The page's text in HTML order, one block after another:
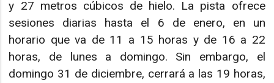
y 27 metros cúbicos de hielo. La pista ofrece
sesiones diarias hasta el 6 de enero, en un
horario que va de 11 a 15 horas y de 16 a 22
horas, de lunes a domingo. Sin embargo, el
domingo 31 de diciembre, cerrará a las 19 horas,